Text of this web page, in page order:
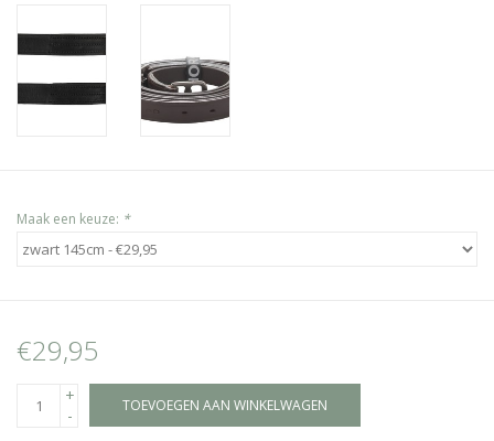
Maak een keuze: *
€29,95
+
-
TOEVOEGEN AAN WINKELWAGEN